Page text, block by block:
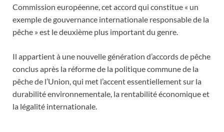
Commission européenne, cet accord qui constitue « un
exemple de gouvernance internationale responsable de la
pêche » est le deuxième plus important du genre.
Il appartient à une nouvelle génération d’accords de pêche
conclus après la réforme de la politique commune de la
pêche de l’Union, qui met l’accent essentiellement sur la
durabilité environnementale, la rentabilité économique et
la légalité internationale.